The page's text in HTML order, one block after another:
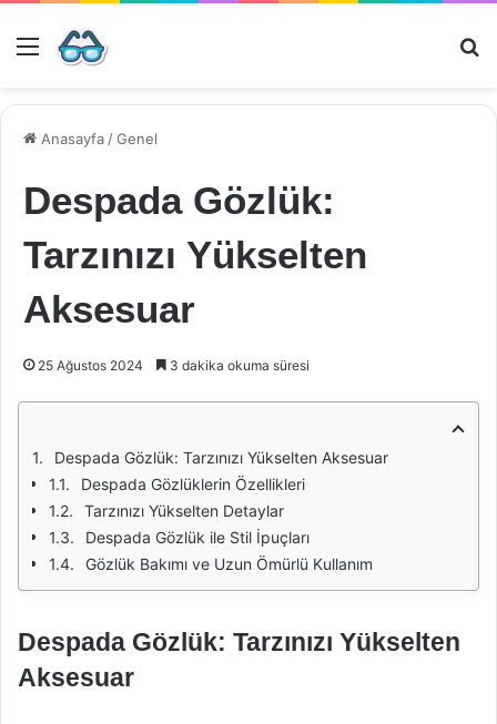
Menü
Anasayfa /Genel
Despada Gözlük:
Tarzınızı Yükselten
Aksesuar
25 Ağustos 2024 3 dakika okuma süresi
Despada Gözlük: Tarzınızı Yükselten Aksesuar
Despada Gözlüklerin Özellikleri
Tarzınızı Yükselten Detaylar
Despada Gözlük ile Stil İpuçları
Gözlük Bakımı ve Uzun Ömürlü Kullanım
Despada Gözlük: Tarzınızı Yükselten
Aksesuar